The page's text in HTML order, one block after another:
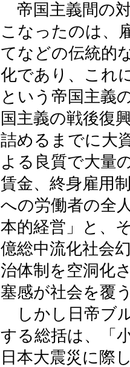
帝国主義間の
こなったのは、
てなどの伝統的
化であり、これ
という帝国主義
国主義の戦後復
詰めるまでに大
よる良質で大量
賃金、終身雇用
への労働者の全
本的経営」と、
億総中流化社会
治体制を空洞化
塞感が社会を覆
しかし日帝ブ
する総括は、「
日本大震災に際